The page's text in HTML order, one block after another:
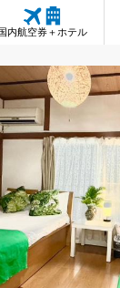
国内航空券＋ホテル